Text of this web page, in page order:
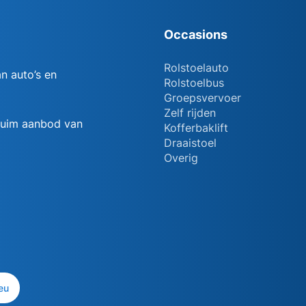
auto’s en
aanbod van
Occasions
Rolstoelauto
Rolstoelbus
Groepsvervoer
Zelf rijden
Kofferbaklift
Draaistoel
Overig